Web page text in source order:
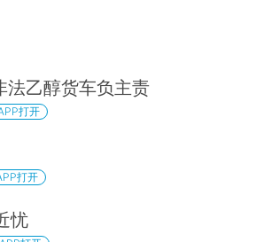
法乙醇货车负主责
打开
打开
忧